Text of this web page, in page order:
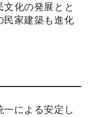
化の発展とと
民家建築も進化
による安定し